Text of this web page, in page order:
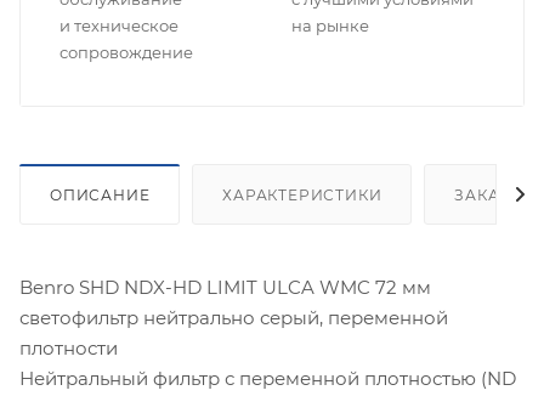
и техническое
сопровождение
на рынке
ОПИСАНИЕ ХАРАКТЕРИСТИКИ
Benro SHD NDX-HD LIMIT ULCA WMC 72 мм
светофильтр нейтрально серый, переменной
плотности
Нейтральный фильтр с переменной плотностью (ND